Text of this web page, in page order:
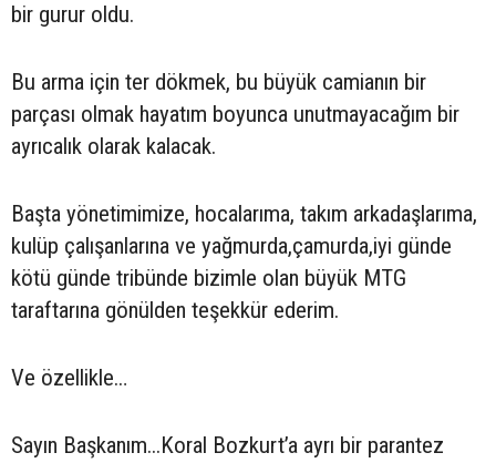
bir gurur oldu.
Bu arma için ter dökmek, bu büyük camianın bir
parçası olmak hayatım boyunca unutmayacağım bir
ayrıcalık olarak kalacak.
Başta yönetimimize, hocalarıma, takım arkadaşlarıma,
kulüp çalışanlarına ve yağmurda,çamurda,iyi günde
kötü günde tribünde bizimle olan büyük MTG
taraftarına gönülden teşekkür ederim.
Ve özellikle…
Sayın Başkanım...Koral Bozkurt’a ayrı bir parantez